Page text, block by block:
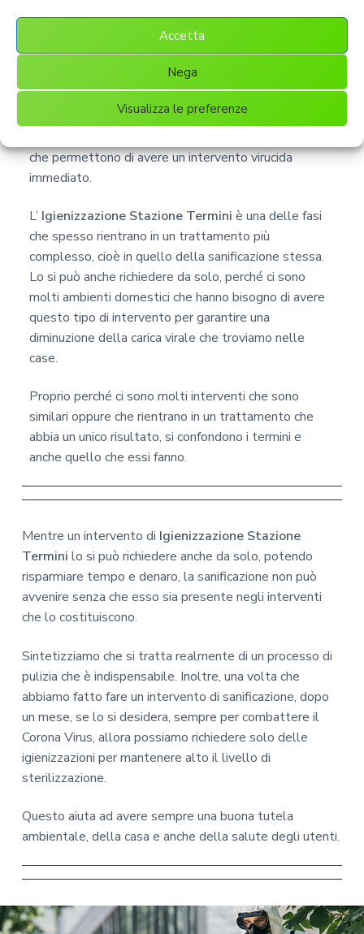
Accetta
Nega
Visualizza le preferenze
Termini fa parte di un
trattamento più complesso
La sanificazione è un intervento che si suddivide in
diverse fasi e interventi utilizzando elementi chimici,
che permettono di avere un intervento virucida
immediato.
L’ Igienizzazione Stazione Termini è una delle fasi
che spesso rientrano in un trattamento più
complesso, cioè in quello della sanificazione stessa.
Lo si può anche richiedere da solo, perché ci sono
molti ambienti domestici che hanno bisogno di avere
questo tipo di intervento per garantire una
diminuzione della carica virale che troviamo nelle
case.
Proprio perché ci sono molti interventi che sono
similari oppure che rientrano in un trattamento che
abbia un unico risultato, si confondono i termini e
anche quello che essi fanno.
Mentre un intervento di Igienizzazione Stazione
Termini lo si può richiedere anche da solo, potendo
risparmiare tempo e denaro, la sanificazione non può
avvenire senza che esso sia presente negli interventi
che lo costituiscono.
Sintetizziamo che si tratta realmente di un processo di
pulizia che è indispensabile. Inoltre, una volta che
abbiamo fatto fare un intervento di sanificazione, dopo
un mese, se lo si desidera, sempre per combattere il
Corona Virus, allora possiamo richiedere solo delle
igienizzazioni per mantenere alto il livello di
sterilizzazione.
Questo aiuta ad avere sempre una buona tutela
ambientale, della casa e anche della salute degli utenti.